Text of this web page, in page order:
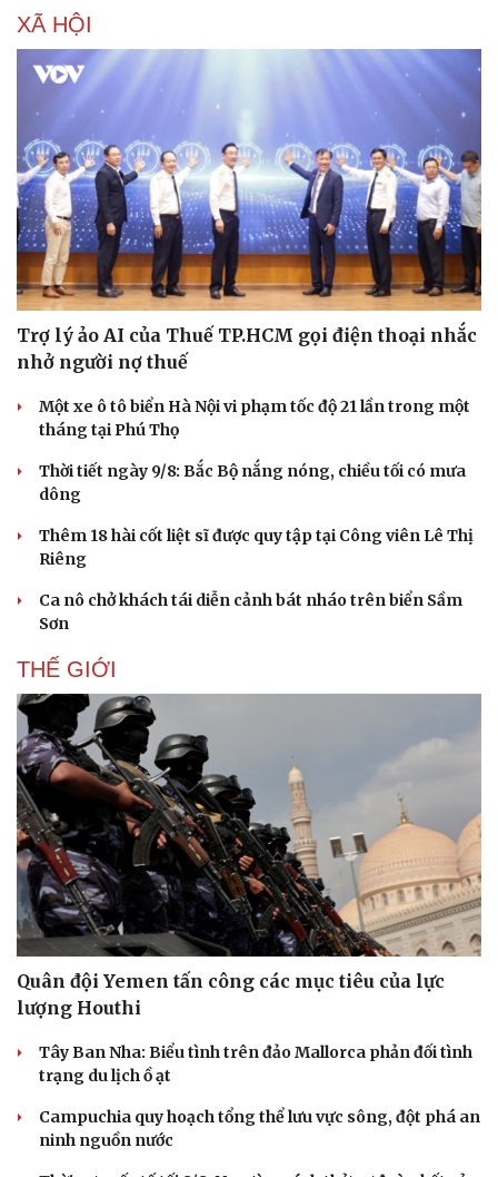
Văn hóa
Sân khấu - Điện ảnh
Di sản
Giải trí
Sao Việt
XÃ HỘI
Trợ lý ảo AI của Thuế TP.HCM gọi điện thoại nhắc
nhở người nợ thuế
Một xe ô tô biển Hà Nội vi phạm tốc độ 21 lần trong một
tháng tại Phú Thọ
Thời tiết ngày 9/8: Bắc Bộ nắng nóng, chiều tối có mưa
dông
Thêm 18 hài cốt liệt sĩ được quy tập tại Công viên Lê Thị
Riêng
Ca nô chở khách tái diễn cảnh bát nháo trên biển Sầm
Sơn
THẾ GIỚI
Quân đội Yemen tấn công các mục tiêu của lực
lượng Houthi
Tây Ban Nha: Biểu tình trên đảo Mallorca phản đối tình
trạng du lịch ồ ạt
Campuchia quy hoạch tổng thể lưu vực sông, đột phá an
ninh nguồn nước